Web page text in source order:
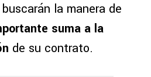
la manera de
suma a la
de su contrato.